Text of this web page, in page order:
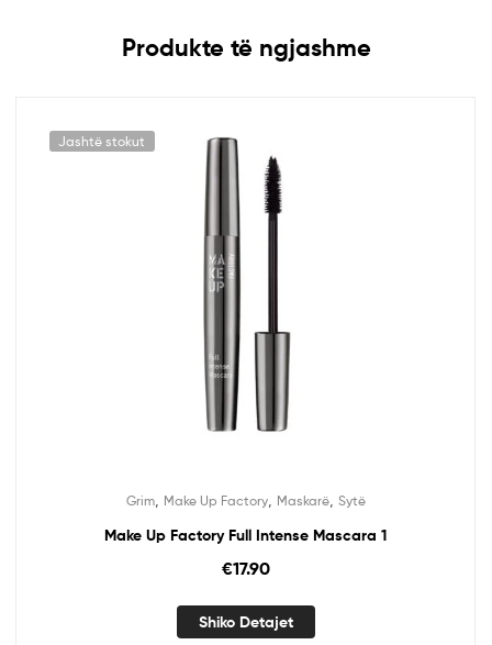
Produkte të ngjashme
Jashtë stokut
Grim, Make Up Factory, Maskarë, Sytë
Make Up Factory Full Intense Mascara 1
€17.90
Shiko Detajet